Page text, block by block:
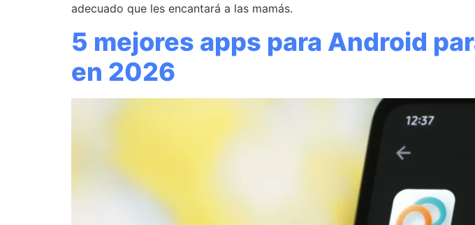
adecuado que les encantará a las mamás.
5 mejores apps para Android
en 2026